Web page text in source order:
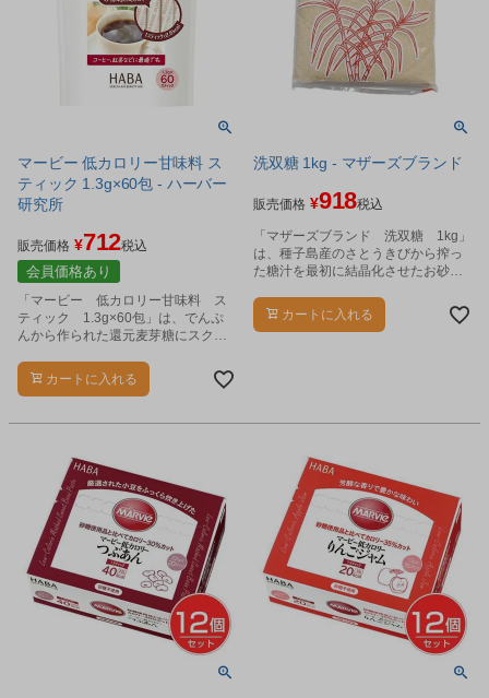
マービー 低カロリー甘味料 ス
ティック 1.3g×60包 - ハーバー
研究所
販売価格 ¥712税込
会員価格あり
「マービー 低カロリー甘味料 ス
ティック 1.3g×60包」は、でんぷ
んから作られた還元麦芽糖にスクラ
シュガーレス甘味料です。
カートに入れる
洗双糖 1kg - マザーズブランド
販売価格 ¥918税込
「マザーズブランド 洗双糖 1kg」
は、種子島産のさとうきびから搾っ
た糖汁を最初に結晶化させたお砂糖
カートに入れる